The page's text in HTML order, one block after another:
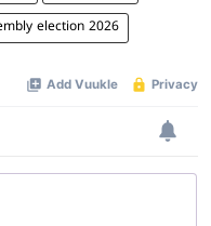
election 2026